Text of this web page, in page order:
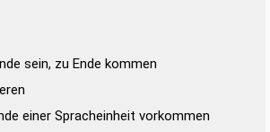
sein, zu Ende kommen
einer Spracheinheit vorkommen